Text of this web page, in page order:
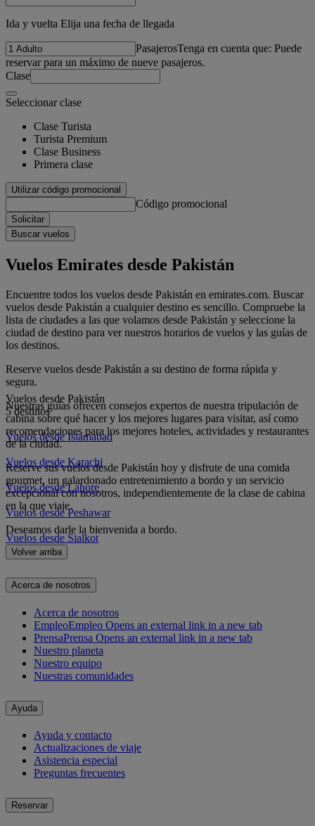
Ida y vuelta Elija una fecha de llegada
PasajerosTenga en cuenta que: Puede
reservar para un máximo de nueve pasajeros.
Clase
Seleccionar clase
Clase Turista
Turista Premium
Clase Business
Primera clase
Utilizar código promocional
Código promocional
Solicitar
Buscar vuelos
Vuelos Emirates desde Pakistán
Encuentre todos los vuelos desde Pakistán en emirates.com. Buscar
vuelos desde Pakistán a cualquier destino es sencillo. Compruebe la
lista de ciudades a las que volamos desde Pakistán y seleccione la
ciudad de destino para ver nuestros horarios de vuelos y las guías de
los destinos.
Reserve vuelos desde Pakistán a su destino de forma rápida y
segura.
Nuestras guías ofrecen consejos expertos de nuestra tripulación de
cabina sobre qué hacer y los mejores lugares para visitar, así como
recomendaciones para los mejores hoteles, actividades y restaurantes
de la ciudad.
Reserve sus vuelos desde Pakistán hoy y disfrute de una comida
gourmet, un galardonado entretenimiento a bordo y un servicio
excepcional con nosotros, independientemente de la clase de cabina
en la que viaje.
Deseamos darle la bienvenida a bordo.
Vuelos desde Pakistán
5 destinos
Vuelos desde Islamabad
Vuelos desde Karachi
Vuelos desde Lahore
Vuelos desde Peshawar
Vuelos desde Sialkot
Volver arriba
Acerca de nosotros
Acerca de nosotros
EmpleoEmpleo Opens an external link in a new tab
PrensaPrensa Opens an external link in a new tab
Nuestro planeta
Nuestro equipo
Nuestras comunidades
Ayuda
Ayuda y contacto
Actualizaciones de viaje
Asistencia especial
Preguntas frecuentes
Reservar